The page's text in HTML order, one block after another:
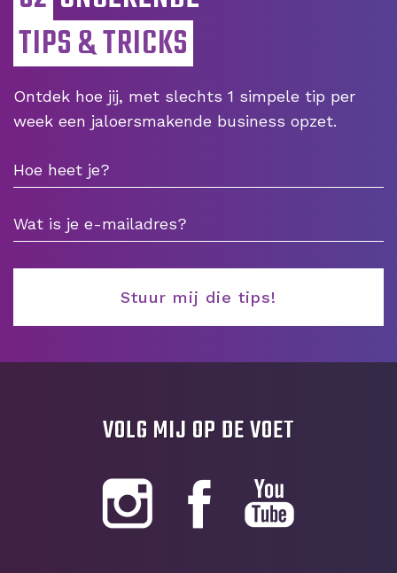
TIPS & TRICKS
Ontdek hoe jij, met slechts 1 simpele tip per
week een jaloersmakende business opzet.
VOLG MIJ OP DE VOET